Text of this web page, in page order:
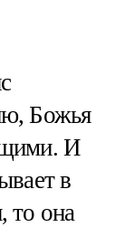
Божья
И
в
то она